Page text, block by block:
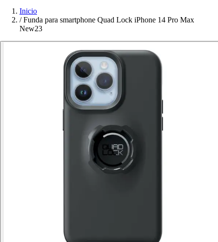
Inicio
/ Funda para smartphone Quad Lock iPhone 14 Pro Max
New23